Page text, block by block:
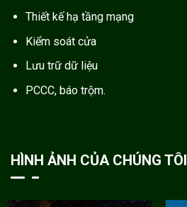
Thiết kế hạ tầng mạng
Kiểm soát cửa
Lưu trữ dữ liệu
PCCC, báo trộm.
HÌNH ẢNH CỦA CHÚNG TÔI